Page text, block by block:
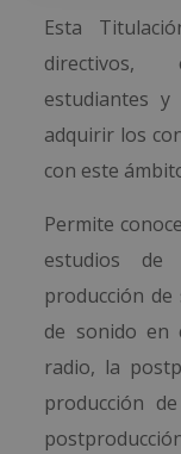
Esta
directivos,
estudiantes
adquirir los
con este
Permite
estudios de
producción
de sonido en
radio, la
producción